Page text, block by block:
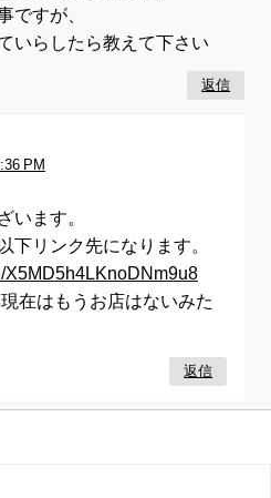
ですが、
いらしたら教えて下さい
返信
PM
います。
下リンク先になります。
X5MD5h4LKnoDNm9u8
在はもうお店はないみた
返信